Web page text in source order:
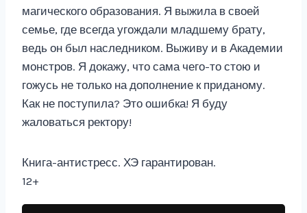
магического образования. Я выжила в своей
семье, где всегда угождали младшему брату,
ведь он был наследником. Выживу и в Академии
монстров. Я докажу, что сама чего-то стою и
гожусь не только на дополнение к приданому.
Как не поступила? Это ошибка! Я буду
жаловаться ректору!
Книга-антистресс. ХЭ гарантирован.
12+